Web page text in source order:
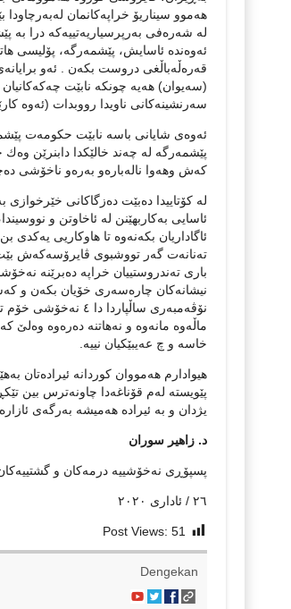
هه‌موو سیناریۆ خراپه‌كانمان
له‌ شه‌ره‌فی به‌رپرسیاریه‌تییه‌كه‌ درا به‌
ئه‌وه‌نده‌ ئاسایش، پێشمه‌رگه‌‌‌، پۆلیسی
قه‌رەڵه‌باڵغی دروست بكه‌ن . ئه‌و
(سه‌یوان) هه‌یه ‌چونكه‌‌ نابێت
سه‌رنشینه‌كانی ناویدا رووبدات (ئه‌وه‌
ئه‌وه‌ی شایانی باسه‌ نابێت حكومه‌ت
پێشمه‌رگه‌ له‌ چه‌ند خالێكدا دابنرێن
کەش وهه‌وا ناله‌بارەو به‌ره‌و ناخۆشی
له‌ كۆتاییدا ده‌بێت ده‌زگاكانی
ئاسایی به‌كاربهێنن له‌ ئاخاوتن و
ئاگاداریان بكه‌نه‌وه‌‌ تا هاوكاریی
ته‌نانه‌ت گه‌ر تووشبوی ڤایرۆسه‌كه‌ش ‌بێت
باری ته‌ندروستییان خراپه‌ ده‌برێنه‌
نیشانه‌كان چاره‌سه‌ری خۆیان بكه‌ن و
ماڵه‌وه‌ مانه‌وه‌ و نه‌هاتنه‌ ده‌ره‌وه‌ وه‌لێ
خاسه و چ عه‌یبێكیان نییه‌‌.
هیوادارم هه‌مووان كوردانه‌ ئیراده‌تان
پێویسته‌ له‌م قۆناغه‌دا چاونه‌ترس بین
یژدان و بە ئیرادە ھەمیشە بەرگەی
د. زاهیر سوران
پسپۆڕی نه‌خۆشییه‌ درمه‌كان و
٢٦ / ئاداری ٢٠٢٠
Post Views: 51
Dengekan